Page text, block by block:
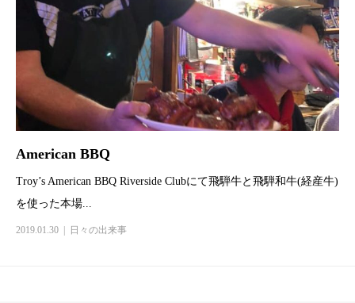
American BBQ
Troy’s American BBQ Riverside Clubにて飛騨牛と飛騨和牛(経産牛)
を使った本場...
2019.01.30 日々の出来事